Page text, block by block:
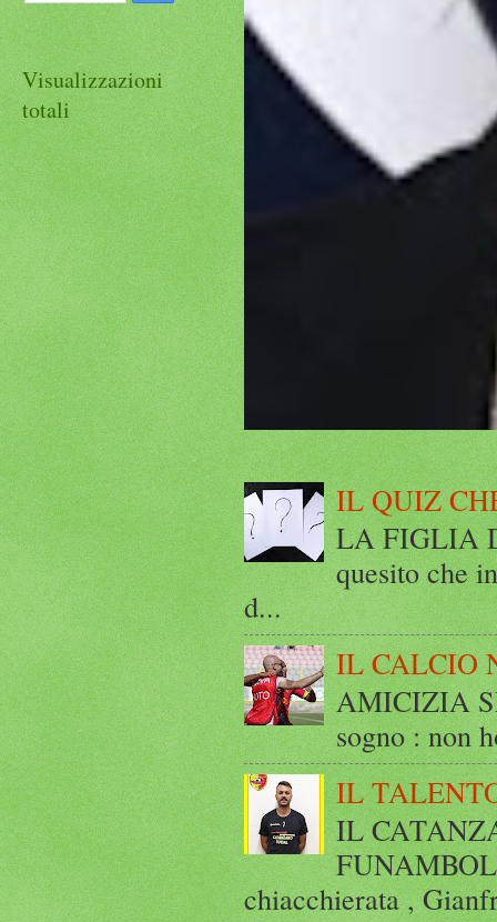
IL QUIZ
LA FIGLIA
quesito che
d...
IL CALCIO
AMICIZIA
sogno : non
IL
IL
chiacchierata ,
Visualizzazioni
totali